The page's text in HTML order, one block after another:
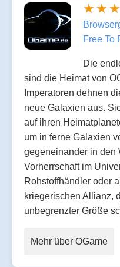
Free To
Die
sind die Heimat von
Imperatoren dehnen
neue Galaxien aus.
auf ihren
um in ferne Galaxien
gegeneinander in den
Vorherrschaft im
Rohstoffhändler oder
kriegerischen Allianz,
unbegrenzter Größe
Mehr über OGame